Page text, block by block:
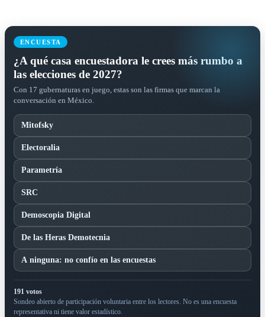
ENCUESTA
¿A qué casa encuestadora le crees más rumbo a
las elecciones de 2027?
Con 17 gubernaturas en juego, estas son las firmas que marcan la
conversación en México.
Mitofsky
Electoralia
Parametría
SRC
Demoscopia Digital
De las Heras Demotecnia
A ninguna: no confío en las encuestas
191 votos
Sondeo abierto de participación voluntaria entre los lectores. No es una encuesta
representativa ni tiene valor estadístico.